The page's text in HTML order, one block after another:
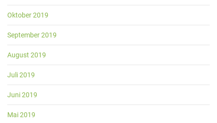
Oktober 2019
September 2019
August 2019
Juli 2019
Juni 2019
Mai 2019